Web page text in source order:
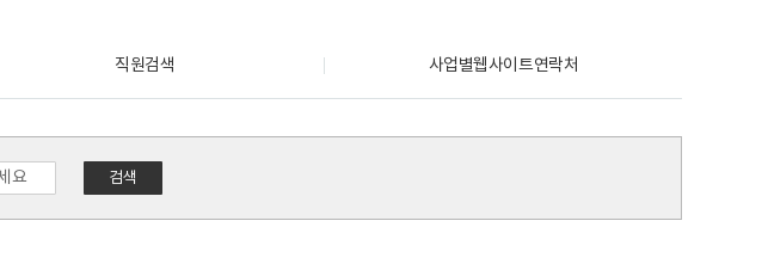
직원검색 사업별웹사이트연락처
검색